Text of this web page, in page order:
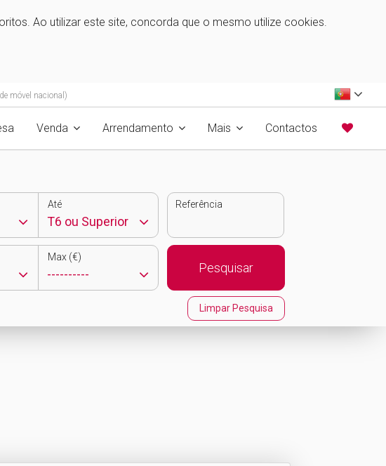
Ao utilizar este site, concorda que o mesmo utilize cookies.
móvel nacional)
Venda Arrendamento Mais Contactos
Até Referência
Max (€)
Pesquisar
Limpar Pesquisa